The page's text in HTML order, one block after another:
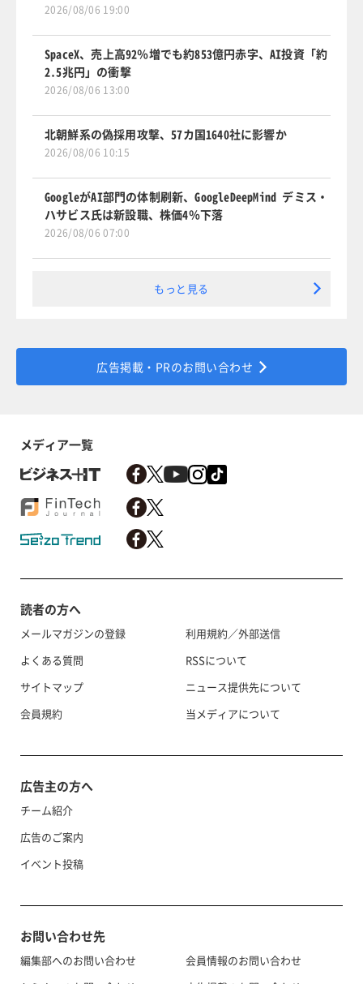
2026/08/06 19:00
SpaceX、売上高92％増でも約853億円赤字、AI投資「約
2.5兆円」の衝撃
2026/08/06 13:00
北朝鮮系の偽採用攻撃、57カ国1640社に影響か
2026/08/06 10:15
GoogleがAI部門の体制刷新、GoogleDeepMind デミス・
ハサビス氏は新設職、株価4％下落
2026/08/06 07:00
もっと見る
広告掲載・PRのお問い合わせ
メディア一覧
読者の方へ
メールマガジンの登録
よくある質問
サイトマップ
会員規約
利用規約／外部送信
RSSについて
ニュース提供先について
当メディアについて
広告主の方へ
チーム紹介
広告のご案内
イベント投稿
お問い合わせ先
編集部へのお問い合わせ
会員情報のお問い合わせ